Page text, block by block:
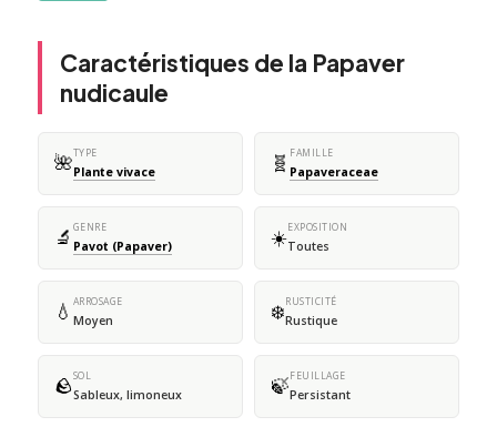
Caractéristiques de la Papaver
nudicaule
🌺TYPE
Plante vivace 🧬 FAMILLE
Papaveraceae
🔬 GENRE
Pavot (Papaver) ☀️EXPOSITION
Toutes
💧 ARROSAGE
Moyen ❄️RUSTICITÉ
Rustique
🪨SOL
Sableux, limoneux 🍃FEUILLAGE
Persistant